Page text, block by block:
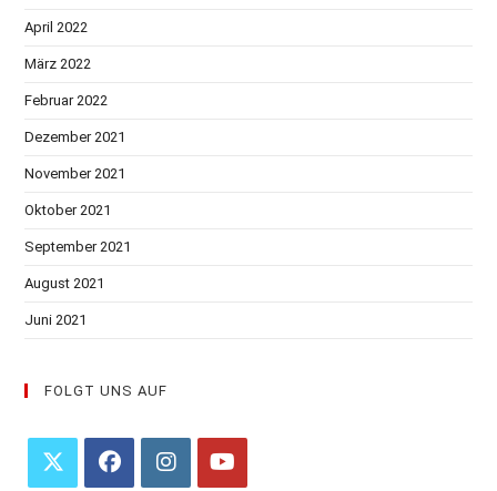
April 2022
März 2022
Februar 2022
Dezember 2021
November 2021
Oktober 2021
September 2021
August 2021
Juni 2021
FOLGT UNS AUF